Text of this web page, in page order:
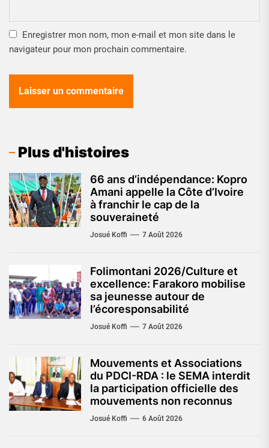
Enregistrer mon nom, mon e-mail et mon site dans le
navigateur pour mon prochain commentaire.
Plus d'histoires
66 ans d’indépendance: Kopro
Amani appelle la Côte d’Ivoire
à franchir le cap de la
souveraineté
Josué Koffi 7 Août 2026
Folimontani 2026/Culture et
excellence: Farakoro mobilise
sa jeunesse autour de
l’écoresponsabilité
Josué Koffi 7 Août 2026
Mouvements et Associations
du PDCI-RDA : le SEMA interdit
la participation officielle des
mouvements non reconnus
Josué Koffi 6 Août 2026